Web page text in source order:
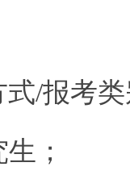
式/报考
；